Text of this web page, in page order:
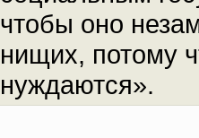
чтобы оно
нищих, потому
нуждаются».